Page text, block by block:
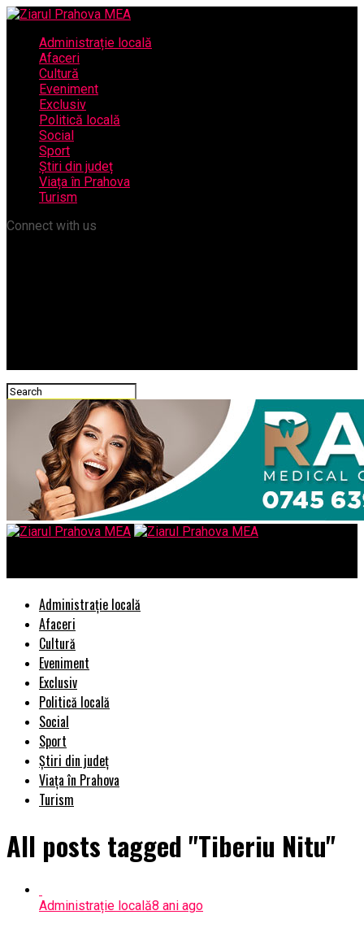
Administrație locală
Afaceri
Cultură
Eveniment
Exclusiv
Politică locală
Social
Sport
Știri din județ
Viața în Prahova
Turism
Connect with us
Administrație locală
Afaceri
Cultură
Eveniment
Exclusiv
Politică locală
Social
Sport
Știri din județ
Viața în Prahova
Turism
All posts tagged "Tiberiu Nitu"
Administrație locală8 ani ago